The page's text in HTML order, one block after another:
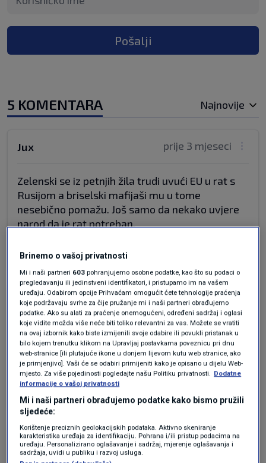
Pošalji
5 KOMENTARA Najnovije
prije 3 mjeseci
Jux
Zelenski se iz petnjih žila trudi uvući EU u rat s
Rusijom a briselski mafijaši mu u tome
nesebično pomažu. Još samo da nekako uvjere
narod da je rat potreban.
prije 3 mjeseci
Jura
Štakori kada se tresu gaće bježe u podzemlje,ali
huškati na rat znaju.Obični ljudi ostaju na
površini,njihov život je nevažan.
prije 3 mjeseci
Pitac
Brinemo o vašoj privatnosti
Mi i naši partneri 603 pohranjujemo osobne podatke, kao što su podaci o
pregledavanju ili jedinstveni identifikatori, i pristupamo im na vašem
uređaju. Odabirom opcije Prihvaćam omogućit ćete tehnologije praćenja
koje podržavaju svrhe za čije pružanje mi i naši partneri obrađujemo
podatke. Ako su alati za praćenje onemogućeni, određeni sadržaj i oglasi
koje vidite možda više neće biti toliko relevantni za vas. Možete se vratiti
na ovaj izbornik kako biste izmijenili svoje odabire ili povukli pristanak u
bilo kojem trenutku klikom na Upravljaj postavkama poveznicu pri dnu
web-stranice [ili plutajuće ikone u donjem lijevom kutu web stranice, ako
je primjenjivo]. Vaši će se odabiri primijeniti kako je opisano u dijelu Web-
mjesto. Za više pojedinosti pogledajte našu Politiku privatnosti. Dodatne
informacije o vašoj privatnosti
Mi i naši partneri obrađujemo podatke kako bismo pružili
sljedeće:
Korištenje preciznih geolokacijskih podataka. Aktivno skeniranje
karakteristika uređaja za identifikaciju. Pohrana i/ili pristup podacima na
uređaju. Personalizirano oglašavanje i sadržaj, mjerenje oglašavanja i
sadržaja, uvidi u publiku i razvoj usluga.